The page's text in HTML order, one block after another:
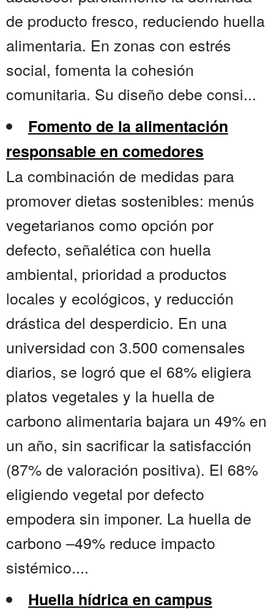
de producto fresco, reduciendo huella
alimentaria. En zonas con estrés
social, fomenta la cohesión
comunitaria. Su diseño debe consi...
Fomento de la alimentación
responsable en comedores
La combinación de medidas para
promover dietas sostenibles: menús
vegetarianos como opción por
defecto, señalética con huella
ambiental, prioridad a productos
locales y ecológicos, y reducción
drástica del desperdicio. En una
universidad con 3.500 comensales
diarios, se logró que el 68% eligiera
platos vegetales y la huella de
carbono alimentaria bajara un 49% en
un año, sin sacrificar la satisfacción
(87% de valoración positiva). El 68%
eligiendo vegetal por defecto
empodera sin imponer. La huella de
carbono –49% reduce impacto
sistémico....
Huella hídrica en campus